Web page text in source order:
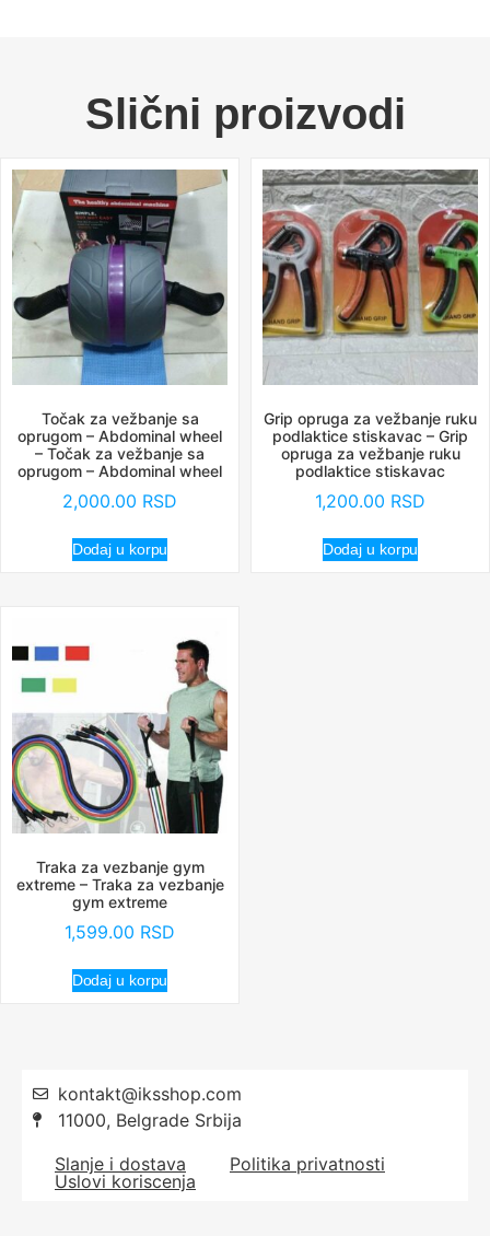
Slični proizvodi
Točak za vežbanje sa
oprugom – Abdominal wheel
– Točak za vežbanje sa
oprugom – Abdominal wheel
2,000.00 RSD
Dodaj u korpu
Grip opruga za vežbanje ruku
podlaktice stiskavac – Grip
opruga za vežbanje ruku
podlaktice stiskavac
1,200.00 RSD
Dodaj u korpu
Traka za vezbanje gym
extreme – Traka za vezbanje
gym extreme
1,599.00 RSD
Dodaj u korpu
kontakt@iksshop.com
11000, Belgrade Srbija
Slanje i dostava
Politika privatnosti
Uslovi koriscenja